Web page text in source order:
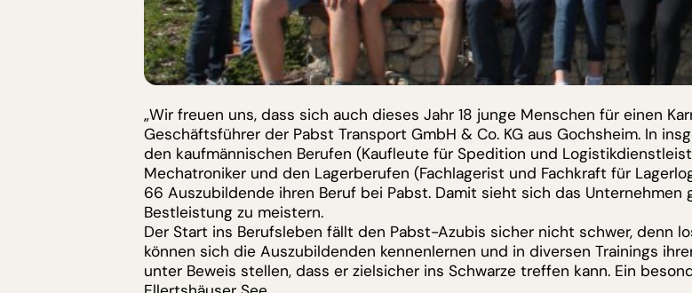
„Wir freuen uns, dass sich auch dieses Jahr 18 junge Menschen für einen
Geschäftsführer der Pabst Transport GmbH & Co. KG aus Gochsheim. In
den kaufmännischen Berufen (Kaufleute für Spedition und
Mechatroniker und den Lagerberufen (Fachlagerist und Fachkraft für
66 Auszubildende ihren Beruf bei Pabst. Damit sieht sich das
Bestleistung zu meistern.
Der Start ins Berufsleben fällt den Pabst-Azubis sicher nicht schwer, denn
können sich die Auszubildenden kennenlernen und in diversen Trainings
unter Beweis stellen, dass er zielsicher ins Schwarze treffen kann. Ein